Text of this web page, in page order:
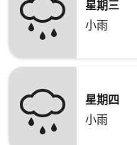
星期三
小雨
星期四
小雨